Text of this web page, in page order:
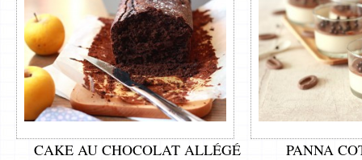
CAKE AU CHOCOLAT ALLÉGÉ
PANNA